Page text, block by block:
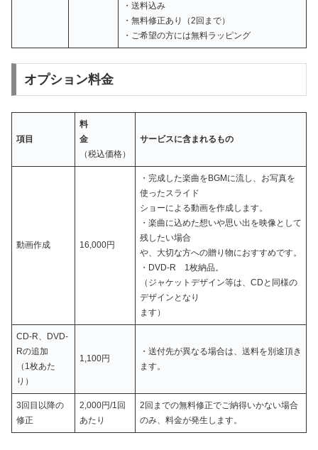
・送料込み
・無料修正あり（2回まで）
・ご希望の方には無料ラッピング
オプション料金
項目
料
金
（税込価格）
サービスに含まれるもの
動画作成 16,000円
・完成した楽曲をBGMに流し、お写真を
使ったスライド
ショーによる動画を作成します。
・楽曲に込めた想いや思い出を映像として
残したい場合
や、大切な方への贈り物におすすめです。
・DVD-R 1枚納品。
（ジャケットデザイン等は、CDと同様の
デザインとなり
ます）
CD-R、DVD-
Rの追加
（1枚あた
り）
1,100円
・送付先が異なる場合は、送料を別途頂き
ます。
3回目以降の
修正
2,000円/1回
あたり
2回までの無料修正でご納得いかない場合
のみ、料金が発生します。